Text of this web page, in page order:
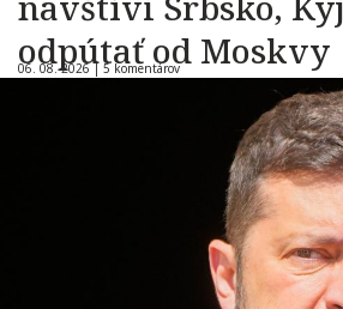
odpútať od Moskvy
06. 08. 2026 | 5 komentárov